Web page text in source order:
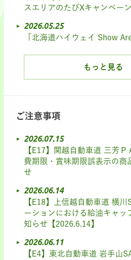
スエリアのたびXキャンペー
2026.05.25
「北海道ハイウェイ Show
もっと見る
ご注意事項
2026.07.15
【E17】関越自動車道 三芳
費期限・賞味期限誤表示の商
せ
2026.06.14
【E18】上信越自動車道 横
ーションにおける給油キャッ
知らせ【2026.6.14】
2026.06.11
【E4】東北自動車道 岩手山